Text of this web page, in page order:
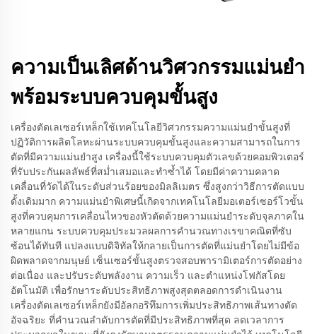
ความเป็นเลิศด้านวิศวกรรมแม่นยำ
พร้อมระบบควบคุมขั้นสูง
เครื่องตัดเลเซอร์เหล็กใช้เทคโนโลยีวิศวกรรมความแม่นยำขั้นสูงที่
ปฏิวัติการผลิตโลหะผ่านระบบควบคุมขั้นสูงและความสามารถในการ
ตัดที่มีความแม่นยำสูง เครื่องนี้ใช้ระบบควบคุมตัวเลขด้วยคอมพิวเตอร์
ที่รับประกันผลลัพธ์ที่สม่ำเสมอและทำซ้ำได้ โดยมีค่าความคลาด
เคลื่อนที่วัดได้ในระดับส่วนร้อยของมิลลิเมตร ซึ่งสูงกว่าวิธีการตัดแบบ
ดั้งเดิมมาก ความแม่นยำพิเศษนี้เกิดจากเทคโนโลยีมอเตอร์เซอร์โวขั้น
สูงที่ควบคุมการเคลื่อนไหวของหัวตัดด้วยความแม่นยำระดับจุลภาคใน
หลายแกน ระบบควบคุมประมวลผลการคำนวณทางเรขาคณิตที่ซับ
ซ้อนได้ทันที แปลงแบบดิจิทัลให้กลายเป็นการตัดที่แม่นยำโดยไม่มีข้อ
ผิดพลาดจากมนุษย์ เซ็นเซอร์ขั้นสูงตรวจสอบพารามิเตอร์การตัดอย่าง
ต่อเนื่อง และปรับระดับพลังงาน ความเร็ว และตำแหน่งโฟกัสโดย
อัตโนมัติ เพื่อรักษาระดับประสิทธิภาพสูงสุดตลอดการดำเนินงาน
เครื่องตัดเลเซอร์เหล็กยังมีอัลกอริทึมการเพิ่มประสิทธิภาพเส้นทางตัด
อัจฉริยะ ที่คำนวณลำดับการตัดที่มีประสิทธิภาพที่สุด ลดเวลาการ